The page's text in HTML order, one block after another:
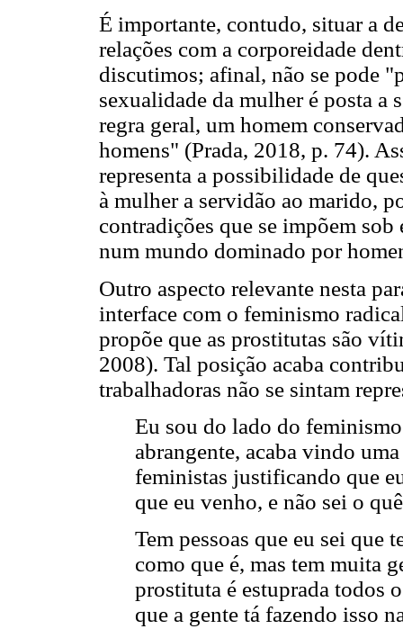
É importante, contudo, situar a
relações com a corporeidade
discutimos; afinal, não se pode
sexualidade da mulher é posta a
regra geral, um homem
homens" (Prada, 2018, p. 74).
representa a possibilidade de
à mulher a servidão ao marido,
contradições que se impõem
num mundo dominado por
Outro aspecto relevante nesta
interface com o feminismo
propõe que as prostitutas são
2008). Tal posição acaba
trabalhadoras não se sintam
Eu sou do lado do
abrangente, acaba vindo
feministas justificando que
que eu venho, e não sei o
Tem pessoas que eu sei que
como que é, mas tem muita
prostituta é estuprada todos
que a gente tá fazendo isso